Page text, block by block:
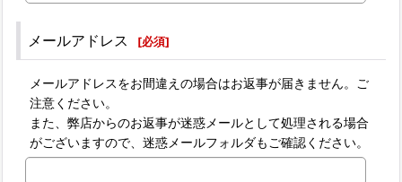
メールアドレス [必須]
メールアドレスをお間違えの場合はお返事が届きません。ご
注意ください。
また、弊店からのお返事が迷惑メールとして処理される場合
がございますので、迷惑メールフォルダもご確認ください。